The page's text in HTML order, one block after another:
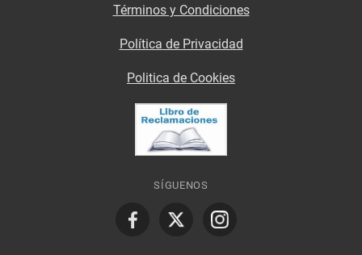
Términos y Condiciones
Política de Privacidad
Politica de Cookies
SÍGUENOS